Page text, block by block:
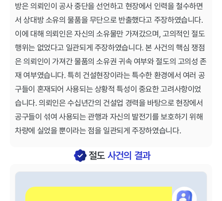
방은 의뢰인이 공사 중단을 선언하고 현장에서 인력을 철수하면
서 상대방 소유의 물품을 무단으로 반출했다고 주장하였습니다.
이에 대해 의뢰인은 자신의 소유물만 가져갔으며, 고의적인 절도
행위는 없었다고 일관되게 주장하였습니다. 본 사건의 핵심 ​쟁점​
은 의뢰인이 가져간 물품의 ​소유권 귀속​ 여부와 ​절도의 고의성​ 존
재 여부였습니다. 특히 건설현장이라는 특수한 환경에서 여러 공
구들이 혼재되어 사용되는 상황적 특성이 중요한 고려사항이었
습니다. 의뢰인은 수십년간의 건설업 경력을 바탕으로 현장에서
공구들이 섞여 사용되는 관행과 자신의 발전기를 보호하기 위해
차량에 실었을 뿐이라는 점을 일관되게 주장하였습니다.
절도 사건의 결과